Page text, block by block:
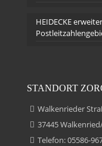
HEIDECKE
STANDORT
Walkenrieder
37445
Telefon: 05586-